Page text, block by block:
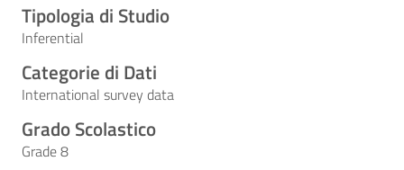
Tipologia di Studio
Inferential
Categorie di Dati
International survey data
Grado Scolastico
Grade 8